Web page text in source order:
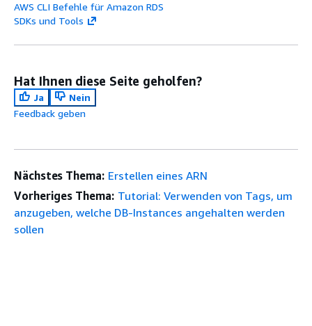
AWS CLI Befehle für Amazon RDS
SDKs und Tools
Hat Ihnen diese Seite geholfen?
Ja
Nein
Feedback geben
Nächstes Thema: Erstellen eines ARN
Vorheriges Thema: Tutorial: Verwenden von Tags, um
anzugeben, welche DB-Instances angehalten werden
sollen